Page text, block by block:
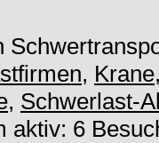
, Krane
, Schwerlast-
aktiv: 6